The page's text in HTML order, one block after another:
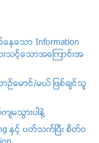
နေသာ Information
းသင့္ေသာအေၾကာင္းအ
ေမာင္/မယ္ ျဖစ္ခ်င္သူ
သြားပါနဲ႔
ႏွင့္ ပတ္သက္ၿပီး စိတ္ဝ